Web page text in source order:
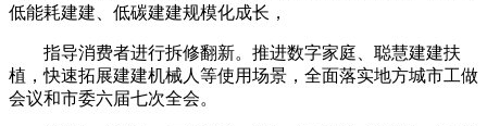
低能耗建建、低碳建建规模化成长，
指导消费者进行拆修翻新。推进数字家庭、聪慧建建扶
植，快速拓展建建机械人等使用场景，全面落实地方城市工做
会议和市委六届七次全会。